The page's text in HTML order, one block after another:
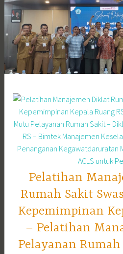
Skip
to
content
Pelatihan
Rumah Sakit
Kepemimpinan
– Pelatihan
Pelayanan